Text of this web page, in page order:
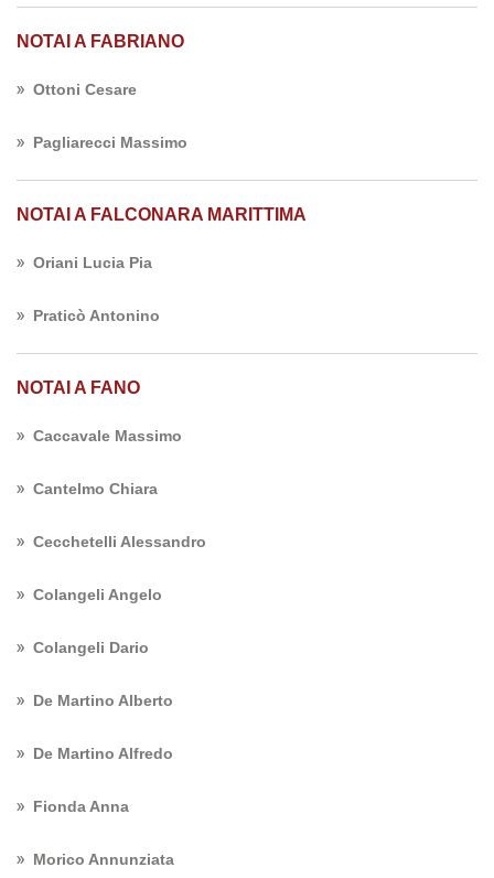
NOTAI A FABRIANO
Ottoni Cesare
Pagliarecci Massimo
NOTAI A FALCONARA MARITTIMA
Oriani Lucia Pia
Praticò Antonino
NOTAI A FANO
Caccavale Massimo
Cantelmo Chiara
Cecchetelli Alessandro
Colangeli Angelo
Colangeli Dario
De Martino Alberto
De Martino Alfredo
Fionda Anna
Morico Annunziata